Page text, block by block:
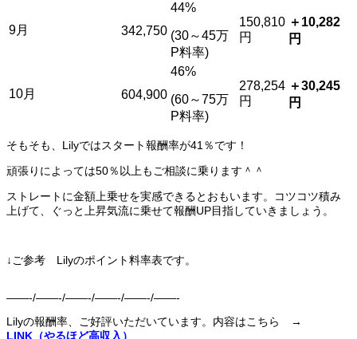
9月 342,750
44%
(30～45万
P料率)
150,810
円
＋10,282
円
10月 604,900
46%
(60～75万
P料率)
278,254
円
＋30,245
円
そもそも、Lilyではスタート報酬率が41％です！
頑張りによっては50％以上もご相談に乗ります＾＾
ストレートに金額上乗せを実感できるとおもいます。コツコツ積み
上げて、ぐっと上昇気流に乗せて報酬UP目指していきましょう。
↓ご参考 Lilyのポイント料率表です。
——-/——-/——-/——-/——-/——-
Lilyの報酬率、ご好評いただいています。内容はこちら →
LINK（やるほど高収入）